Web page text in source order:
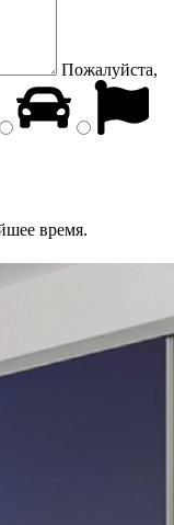
Пожалуйста,
время.